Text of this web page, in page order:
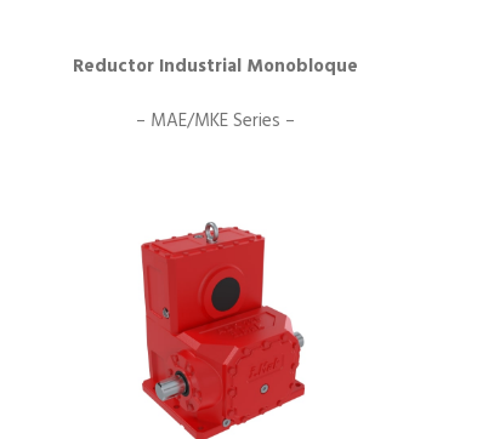
Reductor Industrial Monobloque
– MAE/MKE Series –